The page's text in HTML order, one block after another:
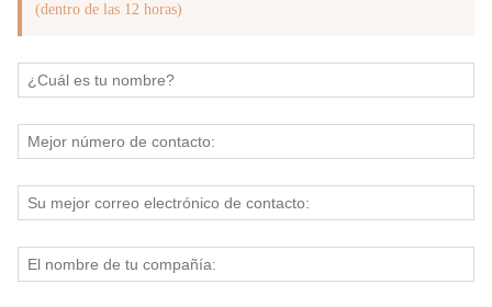
(dentro de las 12 horas)